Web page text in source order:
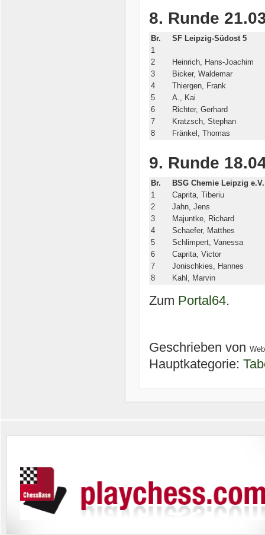
8. Runde
Br.
SF Leipzig-Südost 5
1
2
Heinrich, Hans-Joachim
3
Bicker, Waldemar
4
Thiergen, Frank
5
A., Kai
6
Richter, Gerhard
7
Kratzsch, Stephan
8
Fränkel, Thomas
9. Runde
Br.
BSG Chemie Leipzig
1
Caprita, Tiberiu
2
Jahn, Jens
3
Majuntke, Richard
4
Schaefer, Matthes
5
Schlimpert, Vanessa
6
Caprita, Victor
7
Jonischkies, Hannes
8
Kahl, Marvin
Zum Portal64.
Geschrieben von
Hauptkategorie: